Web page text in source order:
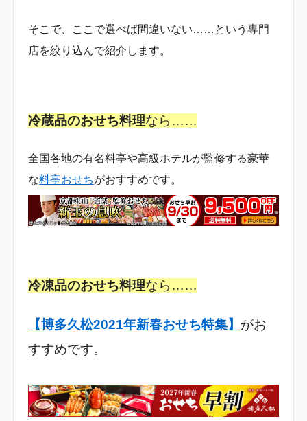
そこで、ここで選べば間違いない……という専門
店を絞り込んで紹介します。
冷蔵品のおせち料理なら……
全国各地の有名料亭や高級ホテルが監修する豪華
な料亭おせちがおすすめです。
冷凍品のおせち料理なら……
【博多久松2021年新春おせち特集】 がお
すすめです。